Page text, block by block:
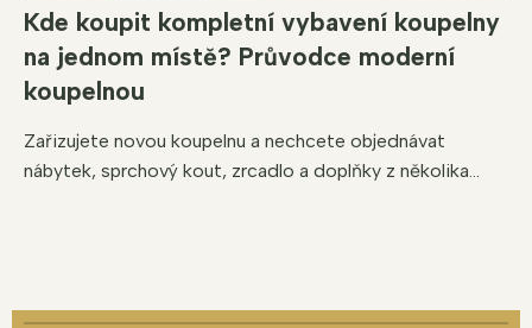
Kde koupit kompletní vybavení koupelny
na jednom místě? Průvodce moderní
koupelnou
Zařizujete novou koupelnu a nechcete objednávat
nábytek, sprchový kout, zrcadlo a doplňky z několika...